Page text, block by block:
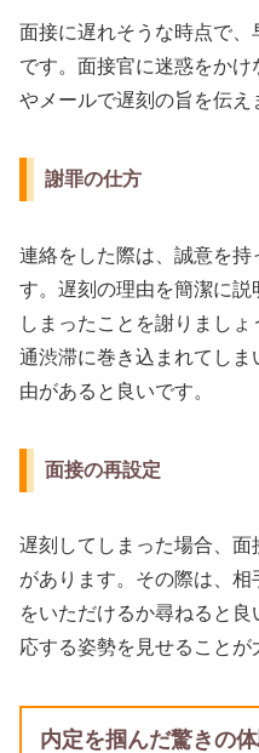
面接に遅れそうな時点で
です。面接官に迷惑をか
やメールで遅刻の旨を伝え
謝罪の仕方
連絡をした際は、誠意を持
す。遅刻の理由を簡潔に
しまったことを謝りまし
通渋滞に巻き込まれてし
由があると良いです。
面接の再設定
遅刻してしまった場合、
があります。その際は、
をいただけるか尋ねると
応する姿勢を見せることが
内定を掴んだ驚きの